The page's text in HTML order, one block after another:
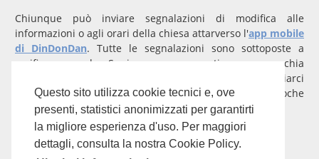
Questo sito utilizza cookie tecnici e, ove
presenti, statistici anonimizzati per garantirti
la migliore esperienza d'uso. Per maggiori
dettagli, consulta la nostra Cookie Policy.
Chiunque può inviare segnalazioni di modifica alle
informazioni o agli orari della chiesa attarverso l'app mobile
di DinDonDan. Tutte le segnalazioni sono sottoposte a
verifica manuale. Se invece rappresenti una parrocchia
con un account verificato per inviarci
comunicazioni prioritarie che saranno gestite entro poche
Per qualunque domanda scrivi ainfo@dindondan.app